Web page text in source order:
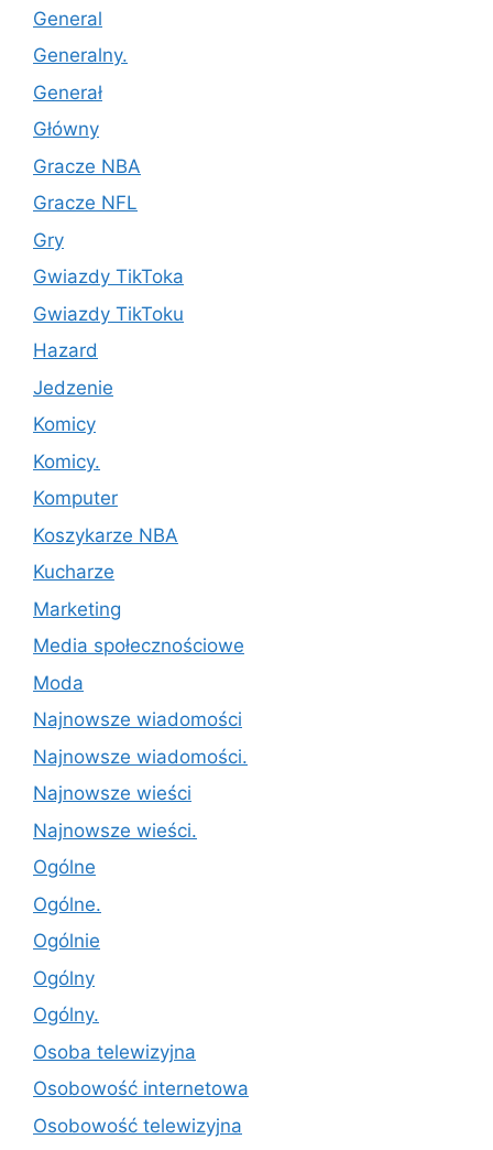
General
Generalny.
Generał
Główny
Gracze NBA
Gracze NFL
Gry
Gwiazdy TikToka
Gwiazdy TikToku
Hazard
Jedzenie
Komicy
Komicy.
Komputer
Koszykarze NBA
Kucharze
Marketing
Media społecznościowe
Moda
Najnowsze wiadomości
Najnowsze wiadomości.
Najnowsze wieści
Najnowsze wieści.
Ogólne
Ogólne.
Ogólnie
Ogólny
Ogólny.
Osoba telewizyjna
Osobowość internetowa
Osobowość telewizyjna